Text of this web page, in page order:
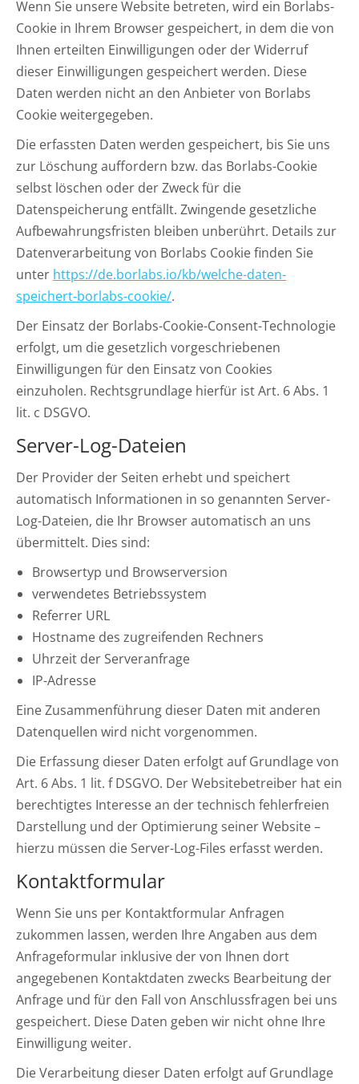
Wenn Sie unsere Website betreten, wird ein Borlabs-
Cookie in Ihrem Browser gespeichert, in dem die von
Ihnen erteilten Einwilligungen oder der Widerruf
dieser Einwilligungen gespeichert werden. Diese
Daten werden nicht an den Anbieter von Borlabs
Cookie weitergegeben.
Die erfassten Daten werden gespeichert, bis Sie uns
zur Löschung auffordern bzw. das Borlabs-Cookie
selbst löschen oder der Zweck für die
Datenspeicherung entfällt. Zwingende gesetzliche
Aufbewahrungsfristen bleiben unberührt. Details zur
Datenverarbeitung von Borlabs Cookie finden Sie
unter https://de.borlabs.io/kb/welche-daten-
speichert-borlabs-cookie/.
Der Einsatz der Borlabs-Cookie-Consent-Technologie
erfolgt, um die gesetzlich vorgeschriebenen
Einwilligungen für den Einsatz von Cookies
einzuholen. Rechtsgrundlage hierfür ist Art. 6 Abs. 1
lit. c DSGVO.
Server-Log-Dateien
Der Provider der Seiten erhebt und speichert
automatisch Informationen in so genannten Server-
Log-Dateien, die Ihr Browser automatisch an uns
übermittelt. Dies sind:
Browsertyp und Browserversion
verwendetes Betriebssystem
Referrer URL
Hostname des zugreifenden Rechners
Uhrzeit der Serveranfrage
IP-Adresse
Eine Zusammenführung dieser Daten mit anderen
Datenquellen wird nicht vorgenommen.
Die Erfassung dieser Daten erfolgt auf Grundlage von
Art. 6 Abs. 1 lit. f DSGVO. Der Websitebetreiber hat ein
berechtigtes Interesse an der technisch fehlerfreien
Darstellung und der Optimierung seiner Website –
hierzu müssen die Server-Log-Files erfasst werden.
Kontaktformular
Wenn Sie uns per Kontaktformular Anfragen
zukommen lassen, werden Ihre Angaben aus dem
Anfrageformular inklusive der von Ihnen dort
angegebenen Kontaktdaten zwecks Bearbeitung der
Anfrage und für den Fall von Anschlussfragen bei uns
gespeichert. Diese Daten geben wir nicht ohne Ihre
Einwilligung weiter.
Die Verarbeitung dieser Daten erfolgt auf Grundlage